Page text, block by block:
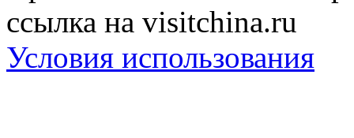
ссылка на visitchina.ru
Условия использования